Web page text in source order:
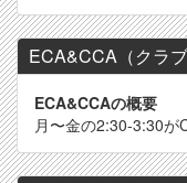
ECA&CCA（クラ
ECA&CCAの概要
月〜金の2:30-3:30が